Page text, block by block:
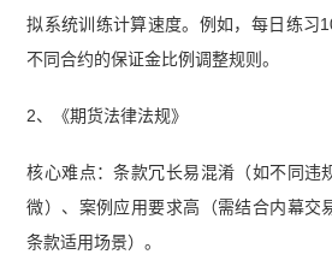
拟系统训练计算速度。例如，每日练习
不同合约的保证金比例调整规则。
2、《期货法律法规》
核心难点：条款冗长易混淆（如不同违
微）、案例应用要求高（需结合内幕交
条款适用场景）。